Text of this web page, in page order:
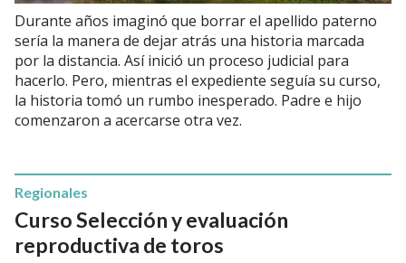
Durante años imaginó que borrar el apellido paterno
sería la manera de dejar atrás una historia marcada
por la distancia. Así inició un proceso judicial para
hacerlo. Pero, mientras el expediente seguía su curso,
la historia tomó un rumbo inesperado. Padre e hijo
comenzaron a acercarse otra vez.
Curso Selección y evaluación
reproductiva de toros
Regionales